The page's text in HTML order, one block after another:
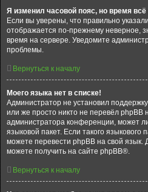
Я изменил часовой пояс, но время
Если вы уверены, что правильно
отображается по-прежнему неверное,
время на сервере. Уведомите
проблемы.
Вернуться к началу
Моего языка нет в списке!
Администратор не установил
или же просто никто не перевёл phpBB
администратора конференции, может
языковой пакет. Если такого языкового
можете перевести phpBB на свой
можете получить на сайте phpBB®.
Вернуться к началу